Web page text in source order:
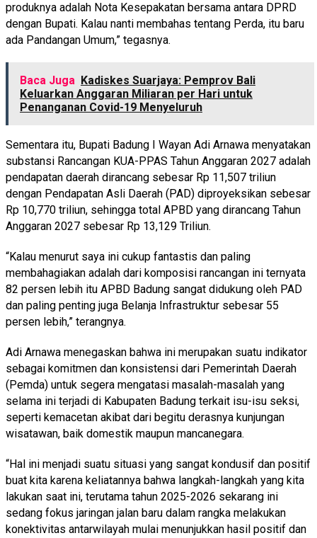
produknya adalah Nota Kesepakatan bersama antara DPRD
dengan Bupati. Kalau nanti membahas tentang Perda, itu baru
ada Pandangan Umum,” tegasnya.
Baca Juga Kadiskes Suarjaya: Pemprov Bali
Keluarkan Anggaran Miliaran per Hari untuk
Penanganan Covid-19 Menyeluruh
Sementara itu, Bupati Badung I Wayan Adi Arnawa menyatakan
substansi Rancangan KUA-PPAS Tahun Anggaran 2027 adalah
pendapatan daerah dirancang sebesar Rp 11,507 triliun
dengan Pendapatan Asli Daerah (PAD) diproyeksikan sebesar
Rp 10,770 triliun, sehingga total APBD yang dirancang Tahun
Anggaran 2027 sebesar Rp 13,129 Triliun.
“Kalau menurut saya ini cukup fantastis dan paling
membahagiakan adalah dari komposisi rancangan ini ternyata
82 persen lebih itu APBD Badung sangat didukung oleh PAD
dan paling penting juga Belanja Infrastruktur sebesar 55
persen lebih,” terangnya.
Adi Arnawa menegaskan bahwa ini merupakan suatu indikator
sebagai komitmen dan konsistensi dari Pemerintah Daerah
(Pemda) untuk segera mengatasi masalah-masalah yang
selama ini terjadi di Kabupaten Badung terkait isu-isu seksi,
seperti kemacetan akibat dari begitu derasnya kunjungan
wisatawan, baik domestik maupun mancanegara.
“Hal ini menjadi suatu situasi yang sangat kondusif dan positif
buat kita karena keliatannya bahwa langkah-langkah yang kita
lakukan saat ini, terutama tahun 2025-2026 sekarang ini
sedang fokus jaringan jalan baru dalam rangka melakukan
konektivitas antarwilayah mulai menunjukkan hasil positif dan